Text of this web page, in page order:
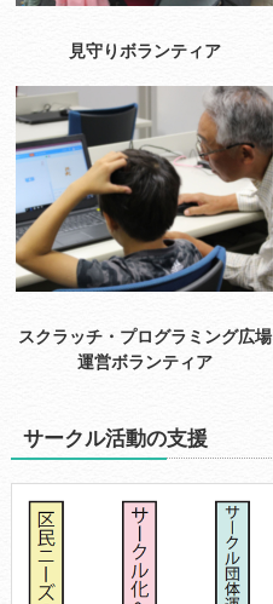
見守りボランティア
スクラッチ・プログラミング広場
運営ボランティア
サークル活動の支援